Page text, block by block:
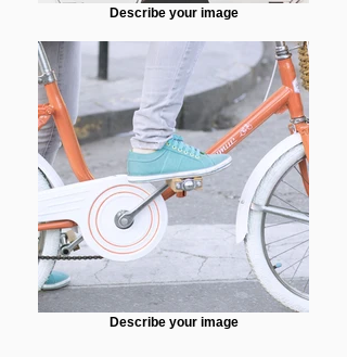
Describe your image
Describe your image